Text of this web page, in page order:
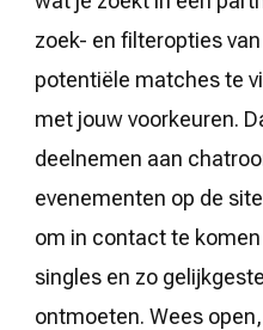
zoek- en filteropties
potentiële matches te
met jouw voorkeuren.
deelnemen aan
evenementen op de
om in contact te
singles en zo
ontmoeten. Wees